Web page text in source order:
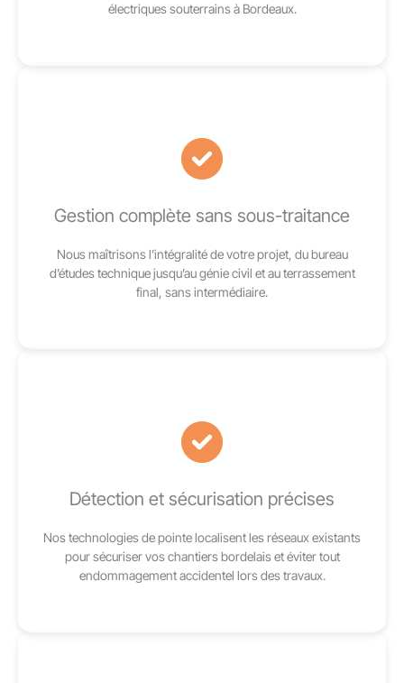
électriques souterrains à Bordeaux.
Gestion complète sans sous-traitance
Nous maîtrisons l’intégralité de votre projet, du bureau
d’études technique jusqu’au génie civil et au terrassement
final, sans intermédiaire.
Détection et sécurisation précises
Nos technologies de pointe localisent les réseaux existants
pour sécuriser vos chantiers bordelais et éviter tout
endommagement accidentel lors des travaux.